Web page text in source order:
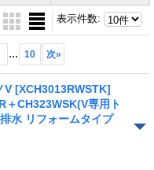
表示件数:
... 10 次»
V [XCH3013RWSTK]
＋CH323WSK(V専用ト
水 リフォームタイプ